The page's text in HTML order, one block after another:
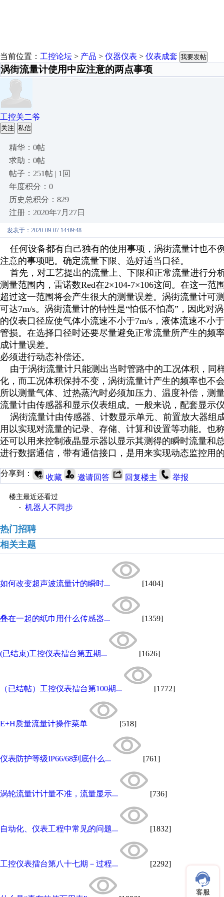
当前位置： 工控论坛 > 产品 > 仪器仪表 > 仪表成套 我要发帖
涡街流量计使用中应注意的两点事项
工控关二爷
关注 私信
精华：0帖
求助：0帖
帖子：251帖 | 1回
年度积分：0
历史总积分：829
注册：2020年7月27日
发表于：2020-09-07 14:09:48
任何设备都有自己独有的使用事项，涡街流量计也不
注意的事项吧。 确定流量下限、选好适当口径。
首先，对工艺提出的流量上、下限和正常流量进行分
测量范围内，雷诺数Red在2×104-7×106这间。在这一
超过这一范围将会产生很大的测量误差。涡街流量计可
可达7m/s。涡街流量计的特性是“怕低不怕高”，因此对
的仪表口径应使气体小流速不小于7m/s，液体流速不小
管损。在选择口径时还要尽量避免正常流量所产生的频
成计量误差。
必须进行动态补偿还。
由于涡街流量计只能测出当时管路中的工况体积，同
化，而工况体积保持不变，涡街流量计产生的频率也不
所以测量气体、过热蒸汽时必须加压力、温度补偿，测
流量计由传感器和显示仪表组成。一般来说，配套显示
涡街流量计由传感器、计数显示单元、前置放大器组
用以实现对流量的记录、存储、计算和设置等功能。也
还可以用来控制液晶显示器以显示其测得的瞬时流量和
进行数据通信，带有通信接口，是用来实现动态监控用
分享到： 收藏 邀请回答 回复楼主 举报
楼主最近还看过
· 机器人不同步
热门招聘
相关主题
如何改变超声波流量计的瞬时... [1404]
叠在一起的纸巾用什么传感器... [1359]
(已结束)工控仪表擂台第五期... [1626]
（已结帖）工控仪表擂台第100期... [1772]
E+H质量流量计操作菜单 [518]
仪表防护等级IP66/68到底什么... [761]
涡轮流量计计量不准，流量显示... [736]
自动化、仪表工程中常见的问题... [1832]
工控仪表擂台第八十七期－过程... [2292]
客服